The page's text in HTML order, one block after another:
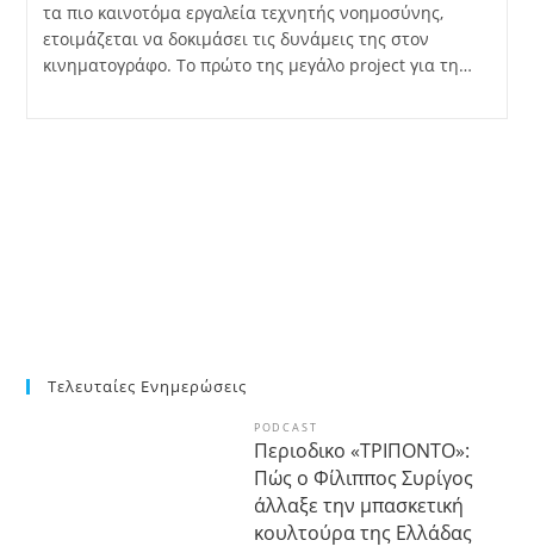
τα πιο καινοτόμα εργαλεία τεχνητής νοημοσύνης,
ετοιμάζεται να δοκιμάσει τις δυνάμεις της στον
κινηματογράφο. Το πρώτο της μεγάλο project για τη…
Τελευταίες Ενημερώσεις
PODCAST
Περιοδικο «ΤΡΙΠΟΝΤΟ»:
Πώς ο Φίλιππος Συρίγος
άλλαξε την μπασκετική
κουλτούρα της Ελλάδας